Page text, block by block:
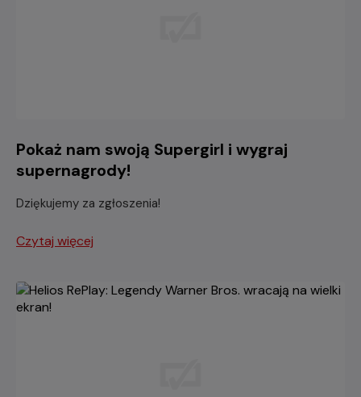
Pokaż nam swoją Supergirl i wygraj
supernagrody!
Dziękujemy za zgłoszenia!
Czytaj więcej